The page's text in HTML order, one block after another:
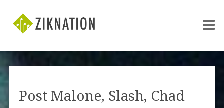
Post Malone, Slash, Chad